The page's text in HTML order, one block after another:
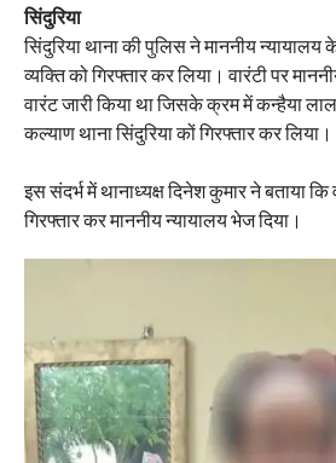
सिंदुरिया
सिंदुरिया थाना की पुलिस ने माननीय
व्यक्ति को गिरफ्तार कर लिया। वारंटी पर
वारंट जारी किया था जिसके क्रम में कन्हैया लाल
कल्याण थाना सिंदुरिया कों गिरफ्तार कर लिया।
इस संदर्भ में थानाध्यक्ष दिनेश कुमार ने बताया
गिरफ्तार कर माननीय न्यायालय भेज दिया।